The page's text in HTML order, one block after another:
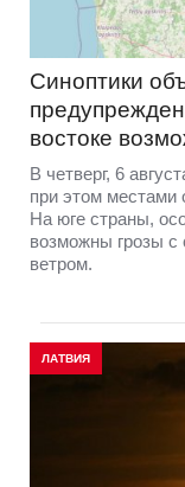
Синоптики
востоке
В четверг, 6
при этом местами
На юге страны,
возможны грозы
ветром.
ЛАТВИЯ